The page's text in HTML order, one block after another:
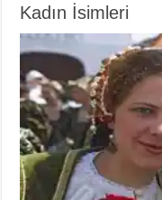
Kadın İsimleri